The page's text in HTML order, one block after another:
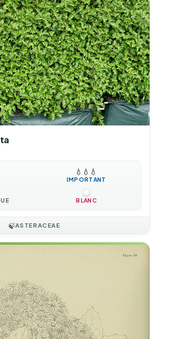
💧 💧 💧
IMPORTANT
BLANC
🍃ASTERACEAE